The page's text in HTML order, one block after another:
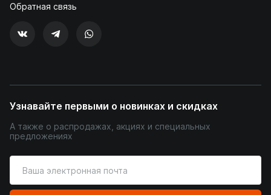
Обратная связь
Узнавайте первыми о новинках и скидках
А также о распродажах, акциях и специальных
предложениях
ваш
адрес